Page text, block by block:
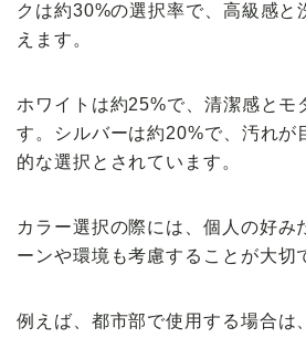
クは約30%の選択率で、高級感と
えます。
ホワイトは約25%で、清潔感とモ
す。シルバーは約20%で、汚れが
的な選択とされています。
カラー選択の際には、個人の好み
ーンや環境も考慮することが大切
例えば、都市部で使用する場合は